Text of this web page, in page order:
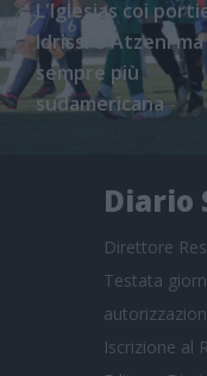
L'Iglesias coi
Idrissi e Atzeni
sempre più
sudamericana
Diario
Direttore
Testata
Iscrizione al